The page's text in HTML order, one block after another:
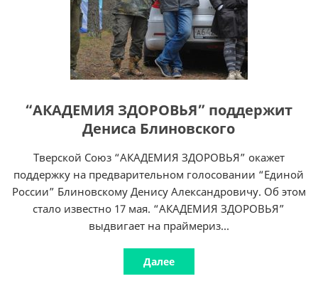
“АКАДЕМИЯ ЗДОРОВЬЯ” поддержит
Дениса Блиновского
Тверской Союз “АКАДЕМИЯ ЗДОРОВЬЯ” окажет
поддержку на предварительном голосовании “Единой
России” Блиновскому Денису Александровичу. Об этом
стало известно 17 мая. “АКАДЕМИЯ ЗДОРОВЬЯ”
выдвигает на праймериз...
Далее